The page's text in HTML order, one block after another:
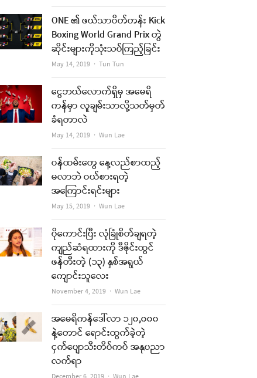
ONE ၏ ဖယ်သာဝိတ်တန်း Kick
Boxing World Grand Prix တွဲ
ဆိုင်းများကိုသုံးသပ်ကြည့်ခြင်း
May 14, 2019 Author
Tun Tun
ငွေဘယ်လောက်ရှိမှ အမေရိ
ကန်မှာ လူချမ်းသာလို့သတ်မှတ်
ခံရတာလဲ
May 14, 2019 Author
Wun Lae
ဝန်ထမ်းတွေ နေ့လည်စာထည့်
မလာဘဲ ဝယ်စားရတဲ့
အကြောင်းရင်းများ
May 15, 2019 Author
Wun Lae
ပိုကောင်းပြီး လုံခြုံစိတ်ချရတဲ့
ကျည်ဆံရထားကို ဒီဇိုင်းထွင်
ဖန်တီးတဲ့ (၁၃) နှစ်အရွယ်
ကျောင်းသူလေး
November 4, 2019 Author
Wun Lae
အမေရိကန်ဒေါ်လာ ၁၂၀,၀၀၀
နဲ့တောင် ရောင်းထွက်ခဲ့တဲ့
ငှက်ပျောသီးတိပ်ကပ် အနုပညာ
လက်ရာ